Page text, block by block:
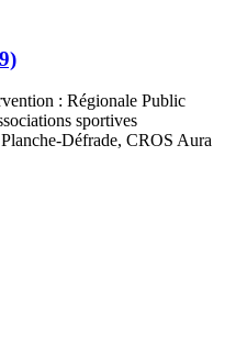
: Régionale Public
sportives
Défrade, CROS Aura